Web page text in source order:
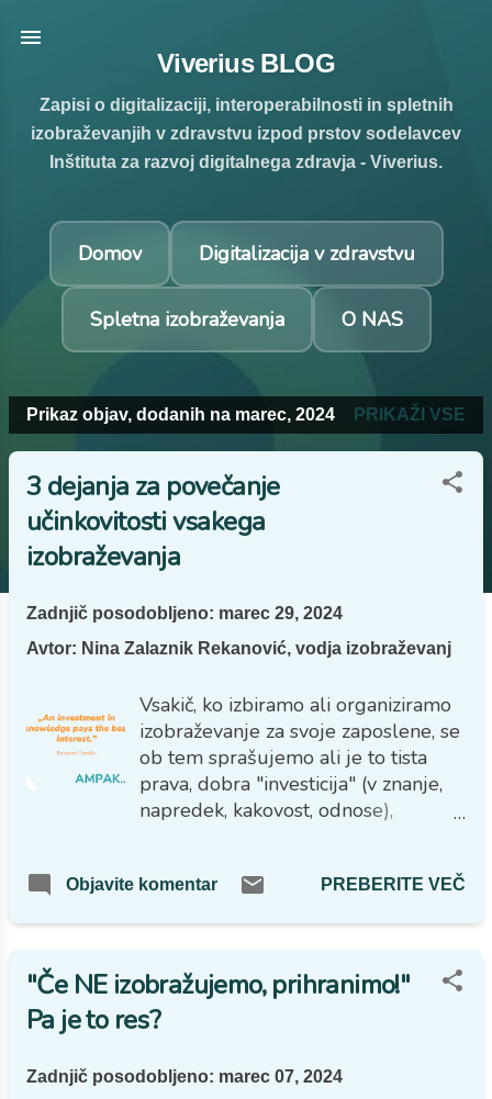
Viverius BLOG
Zapisi o digitalizaciji, interoperabilnosti in spletnih
izobraževanjih v zdravstvu izpod prstov sodelavcev
Inštituta za razvoj digitalnega zdravja - Viverius.
Domov Digitalizacija v zdravstvu
Spletna izobraževanja O NAS
O
b
Prikaz objav, dodanih na marec, 2024 PRIKAŽI VSE
3 dejanja za povečanje
učinkovitosti vsakega
izobraževanja
Zadnjič posodobljeno: marec 29, 2024
Avtor: Nina Zalaznik Rekanović, vodja izobraževanj
Vsakič, ko izbiramo ali organiziramo
izobraževanje za svoje zaposlene, se
ob tem sprašujemo ali je to tista
prava, dobra "investicija" (v znanje,
napredek, kakovost, odnose),
mislih ne le strošek povezan z
izobraževanja. Ali lahko na slednje
tudi sami vplivamo, da "iztržimo"
karseda največ?
Objavite komentar PREBERITE VEČ
"Če NE izobražujemo, prihranimo!"
Pa je to res?
Zadnjič posodobljeno: marec 07, 2024